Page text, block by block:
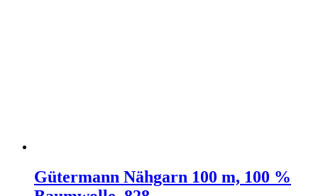
Gütermann Nähgarn 100 m, 100 %